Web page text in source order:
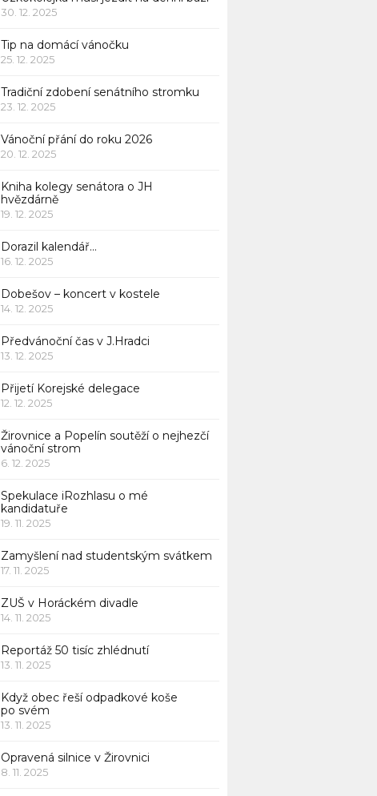
30. 12. 2025
Tip na domácí vánočku
25. 12. 2025
Tradiční zdobení senátního stromku
23. 12. 2025
Vánoční přání do roku 2026
20. 12. 2025
Kniha kolegy senátora o JH
hvězdárně
19. 12. 2025
Dorazil kalendář…
16. 12. 2025
Dobešov – koncert v kostele
14. 12. 2025
Předvánoční čas v J.Hradci
13. 12. 2025
Přijetí Korejské delegace
12. 12. 2025
Žirovnice a Popelín soutěží o nejhezčí
vánoční strom
6. 12. 2025
Spekulace iRozhlasu o mé
kandidatuře
19. 11. 2025
Zamyšlení nad studentským svátkem
17. 11. 2025
ZUŠ v Horáckém divadle
14. 11. 2025
Reportáž 50 tisíc zhlédnutí
13. 11. 2025
Když obec řeší odpadkové koše
po svém
13. 11. 2025
Opravená silnice v Žirovnici
8. 11. 2025